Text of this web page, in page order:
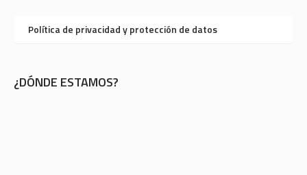
Política de privacidad y protección de datos
¿DÓNDE ESTAMOS?